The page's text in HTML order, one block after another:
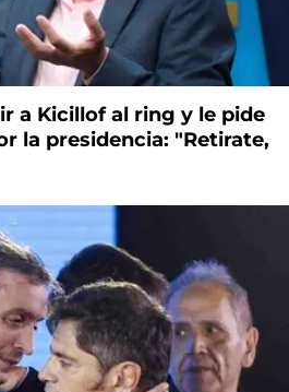
a Kicillof al ring y le pide
la presidencia: "Retirate,